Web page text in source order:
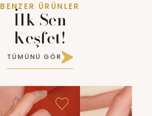
BENZER ÜRÜNLER
İlk Sen
Keşfet!
TÜMÜNÜ GÖR